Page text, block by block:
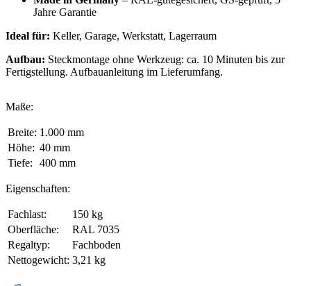
Jahre Garantie
Ideal für: Keller, Garage, Werkstatt, Lagerraum
Aufbau: Steckmontage ohne Werkzeug: ca. 10 Minuten bis zur
Fertigstellung. Aufbauanleitung im Lieferumfang.
Maße:
Breite: 1.000 mm
Höhe: 40 mm
Tiefe:
400 mm
Eigenschaften:
Fachlast:
150 kg
Oberfläche:
RAL 7035
Regaltyp:
Fachboden
Nettogewicht: 3,21 kg